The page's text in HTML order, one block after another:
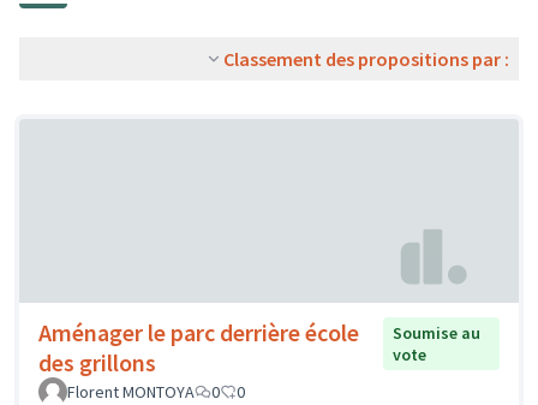
Classement des propositions par :
Aménager le parc derrière école
des grillons
Soumise au
vote
Florent MONTOYA
0 0